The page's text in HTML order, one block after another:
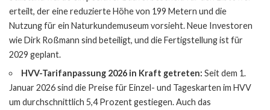
erteilt, der eine reduzierte Höhe von 199 Metern und die
Nutzung für ein Naturkundemuseum vorsieht. Neue Investoren
wie Dirk Roßmann sind beteiligt, und die Fertigstellung ist für
2029 geplant.
HVV-Tarifanpassung 2026 in Kraft getreten: Seit dem 1.
Januar 2026 sind die Preise für Einzel- und Tageskarten im HVV
um durchschnittlich 5,4 Prozent gestiegen. Auch das